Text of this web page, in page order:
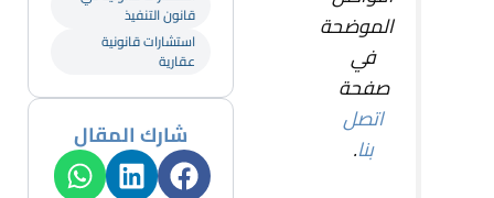
الموضحة
في
صفحة
اتصل
بنا.
قانون التنفيذ
استشارات قانونية
عقارية
شارك المقال